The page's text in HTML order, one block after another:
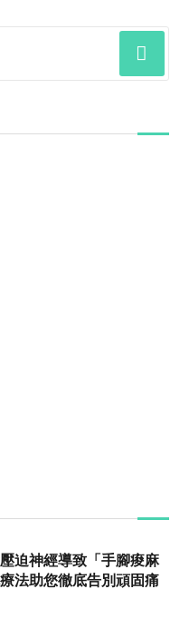
迫神經導致「手腳痠麻
法助您徹底告別頑固痛